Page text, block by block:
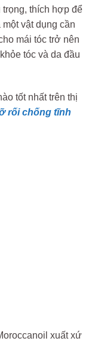
thích hợp để
vật dụng cần
mái tóc trở nên
tóc và da đầu
tốt nhất trên thị
rối chống tĩnh
xuất xứ